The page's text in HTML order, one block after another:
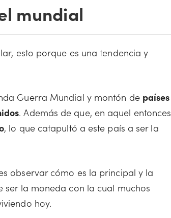
mundial
esto porque es una tendencia y
Guerra Mundial y montón de países
. Además de que, en aquel entonces
, lo que catapultó a este país a ser la
observar cómo es la principal y la
ser la moneda con la cual muchos
hoy.